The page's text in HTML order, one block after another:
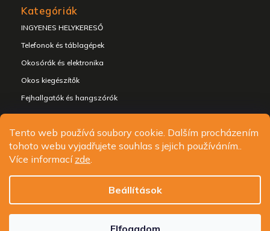
Tento web používá soubory cookie. Dalším procházením
tohoto webu vyjadřujete souhlas s jejich používáním..
Více informací zde.
Beállítások
Elfogadom
Kategóriák
INGYENES HELYKERESŐ
Telefonok és táblagépek
Okosórák és elektronika
Okos kiegészítők
Fejhallgatók és hangszórók
Copyright 2026ALIGATOR - telefony, chytré hodinky a
příslušenství
Süti beállítások szerkesztése
Shoptak.cz| Platforma
Přihlaste se k našim novinkám
Ochrana osobních údajů